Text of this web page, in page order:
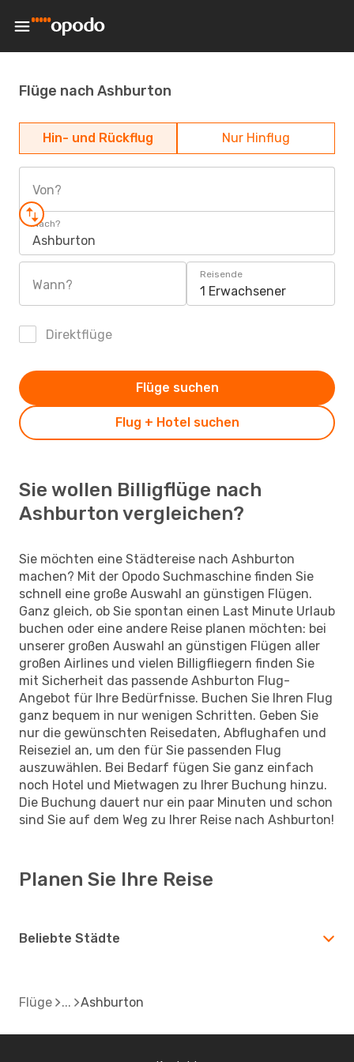
Flüge nach Ashburton
Hin- und Rückflug Nur Hinflug
Von?
Nach?
Ashburton
Wann?
Reisende
1 Erwachsener
Direktflüge
Flug + Hotel suchen
Flüge suchen
Sie wollen Billigflüge nach
Ashburton vergleichen?
Sie möchten eine Städtereise nach Ashburton
machen? Mit der Opodo Suchmaschine finden Sie
schnell eine große Auswahl an günstigen Flügen.
Ganz gleich, ob Sie spontan einen Last Minute Urlaub
buchen oder eine andere Reise planen möchten: bei
unserer großen Auswahl an günstigen Flügen aller
großen Airlines und vielen Billigfliegern finden Sie
mit Sicherheit das passende Ashburton Flug-
Angebot für Ihre Bedürfnisse. Buchen Sie Ihren Flug
ganz bequem in nur wenigen Schritten. Geben Sie
nur die gewünschten Reisedaten, Abflughafen und
Reiseziel an, um den für Sie passenden Flug
auszuwählen. Bei Bedarf fügen Sie ganz einfach
noch Hotel und Mietwagen zu Ihrer Buchung hinzu.
Die Buchung dauert nur ein paar Minuten und schon
sind Sie auf dem Weg zu Ihrer Reise nach Ashburton!
Planen Sie Ihre Reise
Beliebte Städte
Flüge Ashburton